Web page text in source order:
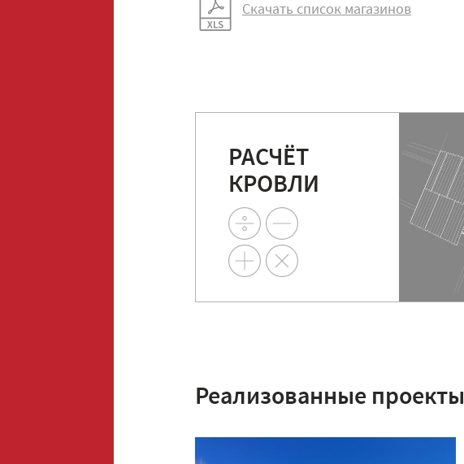
Скачать список магазинов
РАСЧЁТ
КРОВЛИ
Реализованные проекты